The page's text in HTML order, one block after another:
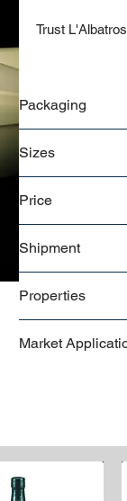
Trust
Packaging
Sizes
Price
Shipment
Pallet shipment
Worldwide
Properties
Low heat
Antifog feature
Desired level
Market
Household